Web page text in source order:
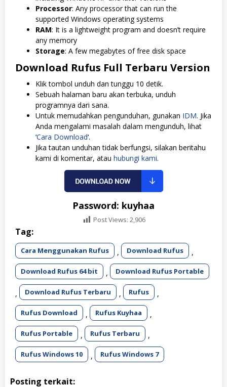
Processor: Any processor that can run the
supported Windows operating systems
RAM: It is a lightweight program and doesn’t require
any memory
Storage: A few megabytes of free disk space
Download Rufus Full Terbaru Version
Klik tombol unduh dan tunggu 10 detik.
Sebuah halaman baru akan terbuka, unduh
programnya dari sana.
Untuk memudahkan pengunduhan, gunakan IDM. Jika
Anda mengalami masalah dalam mengunduh, lihat
‘Cara Download‘.
Jika tautan unduhan tidak berfungsi, silakan beritahu
kami di komentar, atau hubungi kami.
Password: kuyhaa
Post Views: 2,906
Tag:
Cara Menggunakan Rufus , Download Rufus ,
Download Rufus 64 bit , Download Rufus Portable
, Download Rufus Terbaru , Rufus ,
Rufus Download , Rufus Kuyhaa ,
Rufus Portable , Rufus Terbaru ,
Rufus Windows 10 , Rufus Windows 7
Posting terkait: